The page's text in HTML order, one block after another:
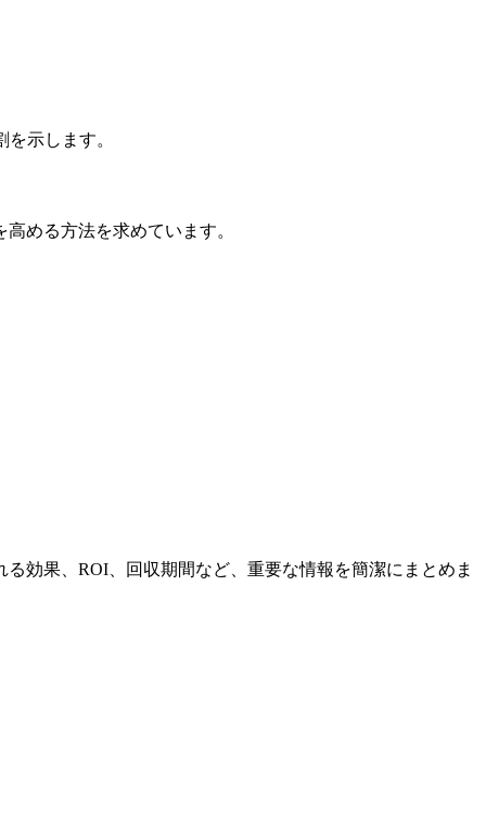
示します。
める方法を求めています。
効果、ROI、回収期間など、重要な情報を簡潔にまとめま